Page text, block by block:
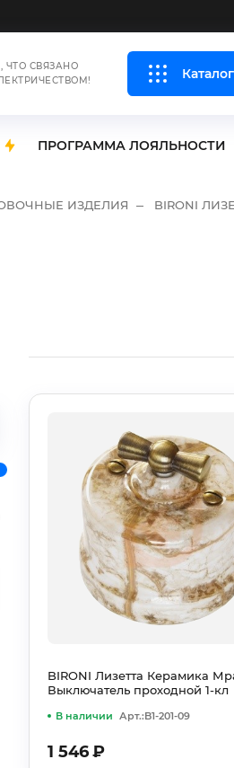
ЧТО СВЯЗАНО
Каталог
ПРОГРАММА ЛОЯЛЬНОСТИ
ИЗДЕЛИЯ BIRONI
Арт.:B1-201-09
В наличии
BIRONI Лизетта Керамика
Выключатель проходной 1-кл
1 546₽